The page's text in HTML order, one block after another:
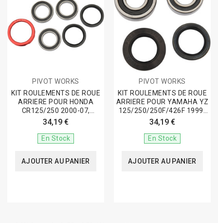
PIVOT WORKS
KIT ROULEMENTS DE ROUE
ARRIERE POUR HONDA
CR125/250 2000-07,
CRF250R/X...
34,19 €
En Stock
AJOUTER AU PANIER
PIVOT WORKS
KIT ROULEMENTS DE ROUE
ARRIERE POUR YAMAHA YZ
125/250/250F/426F 1999-
05 ET...
34,19 €
En Stock
AJOUTER AU PANIER